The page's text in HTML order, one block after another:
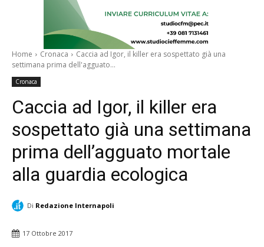
Home Cronaca
Caccia ad Igor, il killer era sospettato già una
settimana prima dell'agguato...
Cronaca
Caccia ad Igor, il killer era
sospettato già una settimana
prima dell’agguato mortale
alla guardia ecologica
Di Redazione Internapoli
17 Ottobre 2017